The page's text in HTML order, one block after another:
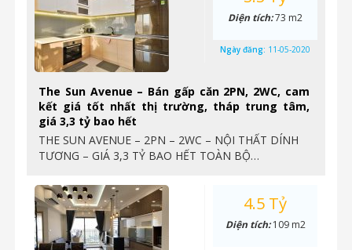
The Sun Avenue – Bán gấp căn 2PN, 2WC, cam
kết giá tốt nhất thị trường, tháp trung tâm,
giá 3,3 tỷ bao hết
THE SUN AVENUE – 2PN – 2WC – NỘI THẤT DÍNH
TƯƠNG – GIÁ 3,3 TỶ BAO HẾT TOÀN BỘ…
Diện tích:73 m2
Ngày đăng: 11-05-2020
4.5 Tỷ
Diện tích:109 m2